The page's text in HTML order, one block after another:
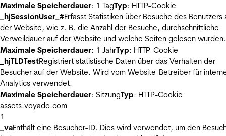
Maximale Speicherdauer: 1 TagTyp: HTTP-Cookie
_hjSessionUser_#Erfasst Statistiken über Besuche des Benutzers
der Website, wie z. B. die Anzahl der Besuche, durchschnittliche
Verweildauer auf der Website und welche Seiten gelesen wurden.
Maximale Speicherdauer: 1 JahrTyp: HTTP-Cookie
_hjTLDTestRegistriert statistische Daten über das Verhalten der
Besucher auf der Website. Wird vom Website-Betreiber für
Analytics verwendet.
Maximale Speicherdauer: SitzungTyp: HTTP-Cookie
assets.voyado.com
1
_vaEnthält eine Besucher-ID. Dies wird verwendet, um den